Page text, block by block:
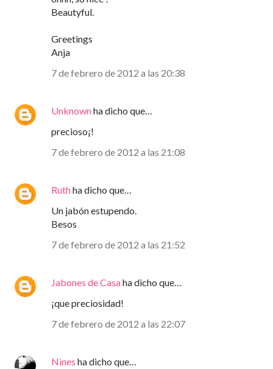
Beautyful.
Greetings
Anja
7 de febrero de 2012 a las 20:38
Unknownha dicho que…
precioso¡!
7 de febrero de 2012 a las 21:08
Ruthha dicho que…
Un jabón estupendo.
Besos
7 de febrero de 2012 a las 21:52
Jabones de Casaha dicho que…
¡que preciosidad!
7 de febrero de 2012 a las 22:07
Nines ha dicho que…